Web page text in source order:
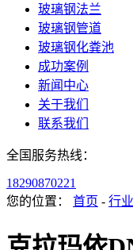
玻璃钢法兰
玻璃钢管道
玻璃钢化粪池
成功案例
新闻中心
关于我们
联系我们
全国服务热线：
18290870221
您的位置： 首页 - 行